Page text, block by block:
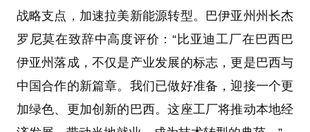
战略支点，加速拉美新能源转型。巴伊亚州州长杰
罗尼莫在致辞中高度评价：“比亚迪工厂在巴西巴
伊亚州落成，不仅是产业发展的标志，更是巴西与
中国合作的新篇章。我们已做好准备，迎接一个更
加绿色、更加创新的巴西。这座工厂将推动本地经